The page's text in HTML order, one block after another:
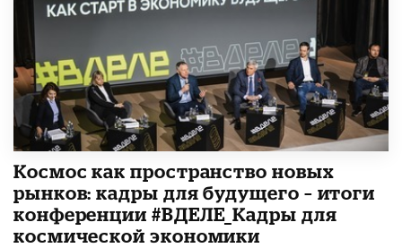
Космос как пространство новых
рынков: кадры для будущего – итоги
конференции #ВДЕЛЕ_Кадры для
космической экономики